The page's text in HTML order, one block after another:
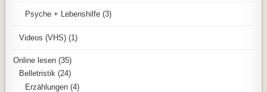
Psyche + Lebenshilfe (3)
Videos (VHS) (1)
Online lesen (35)
Belletristik (24)
Erzählungen (4)